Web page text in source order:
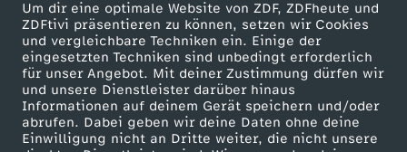
Um dir eine optimale Website von ZDF, ZDFheute und
ZDFtivi präsentieren zu können, setzen wir Cookies
und vergleichbare Techniken ein. Einige der
eingesetzten Techniken sind unbedingt erforderlich
für unser Angebot. Mit deiner Zustimmung dürfen wir
und unsere Dienstleister darüber hinaus
Informationen auf deinem Gerät speichern und/oder
abrufen. Dabei geben wir deine Daten ohne deine
Einwilligung nicht an Dritte weiter, die nicht unsere
w
i
t
Mehr ZDF
ZDF-Apps
Smart TV
Service
ZDFmitreden
Kontakt zum ZDF